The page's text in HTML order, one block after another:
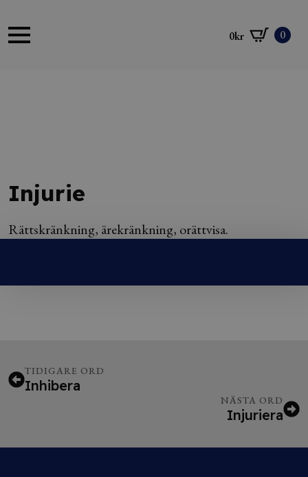
0kr 0
Injurie
Rättskränkning, ärekränkning, orättvisa.
TIDIGARE ORD
Inhibera
NÄSTA ORD
Injuriera